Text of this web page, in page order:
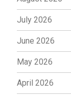
July 2026
June 2026
May 2026
April 2026